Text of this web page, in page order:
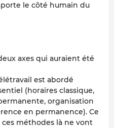
le côté humain du
axes qui auraient été
est abordé
(horaires classique,
organisation
en permanence). Ce
méthodes là ne vont